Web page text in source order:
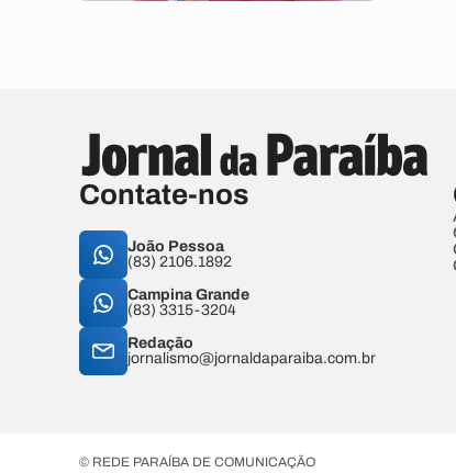
Contate-nos
João Pessoa
(83) 2106.1892
Campina Grande
(83) 3315-3204
Redação
jornalismo@jornaldaparaiba.com.br
© REDE PARAÍBA DE COMUNICAÇÃO